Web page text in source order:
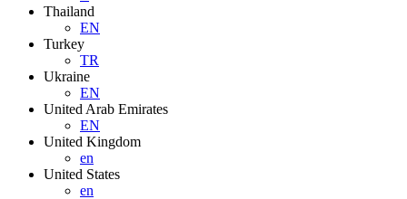
Thailand
EN
Turkey
TR
Ukraine
EN
United Arab Emirates
EN
United Kingdom
en
United States
en